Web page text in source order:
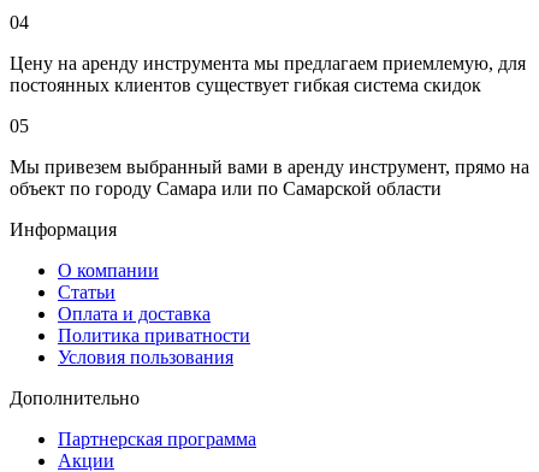
04
Цену на аренду инструмента мы предлагаем приемлемую, для
постоянных клиентов существует гибкая система скидок
05
Мы привезем выбранный вами в аренду инструмент, прямо на
объект по городу Самара или по Самарской области
Информация
О компании
Статьи
Оплата и доставка
Политика приватности
Условия пользования
Дополнительно
Партнерская программа
Акции